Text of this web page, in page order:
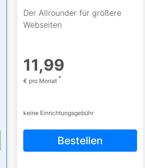
Der Allrounder für größere
Webseiten
11,99
€ pro Monat *
keine Einrichtungsgebühr
Bestellen